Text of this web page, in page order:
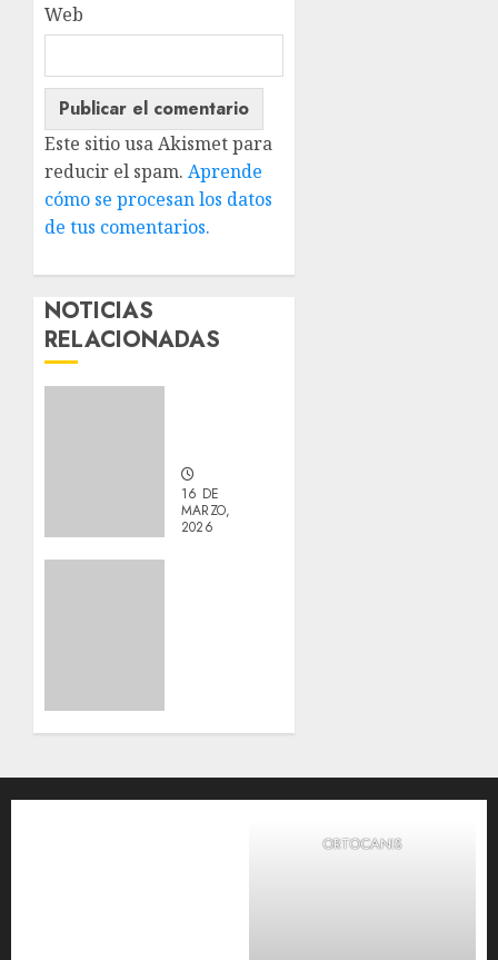
Web
Este sitio usa Akismet para
reducir el spam. Aprende
cómo se procesan los datos
de tus comentarios.
NOTICIAS
RELACIONADAS
16 DE
MARZO,
2026
MARZO,
2026
ORTOCANIS